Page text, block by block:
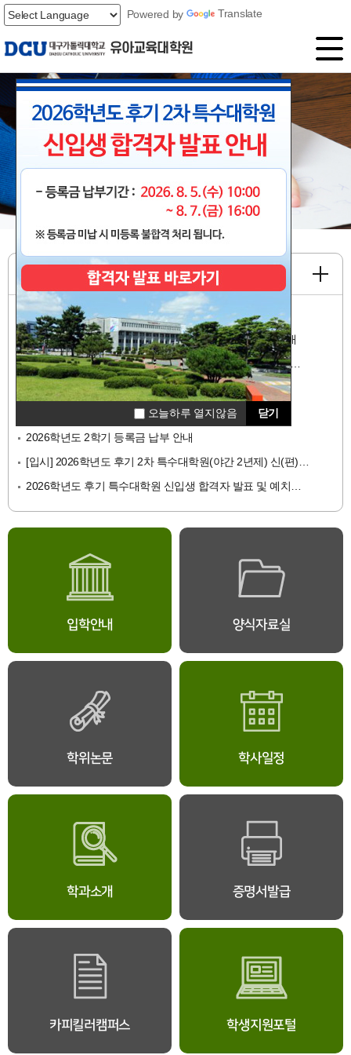
유아교육대학원
Powered by Translate
'미래 100년ㆍ새로운 창학'
대구가톨릭대학교 유아교육대학원
2026학년도 후기 특수대학원 신입생 본등록금 납부 안내
2026학년도 후기 2차 특수대학원 신입생 합격자 발표 안내
2025학년도 후기(2026년 8월) 특수대학원 학위수여식 개최 사전 안내
2026학년도 후기 2차 특수대학원 신입학 면접고사 안내
2026학년도 하계방학 중 단축근무 및 집중휴가 기간 안내
2026학년도 2학기 등록금 납부 안내
2026학년도 후기 특수대학원 신입생 합격자 발표 및 예치금 납부 안내
입학안내 양식자료실
학위논문 학사일정
학과소개 증명서발급
카피킬러캠퍼스 학생지원포털
오늘하루 열지않음 닫기
오늘하루 열지않음 닫기